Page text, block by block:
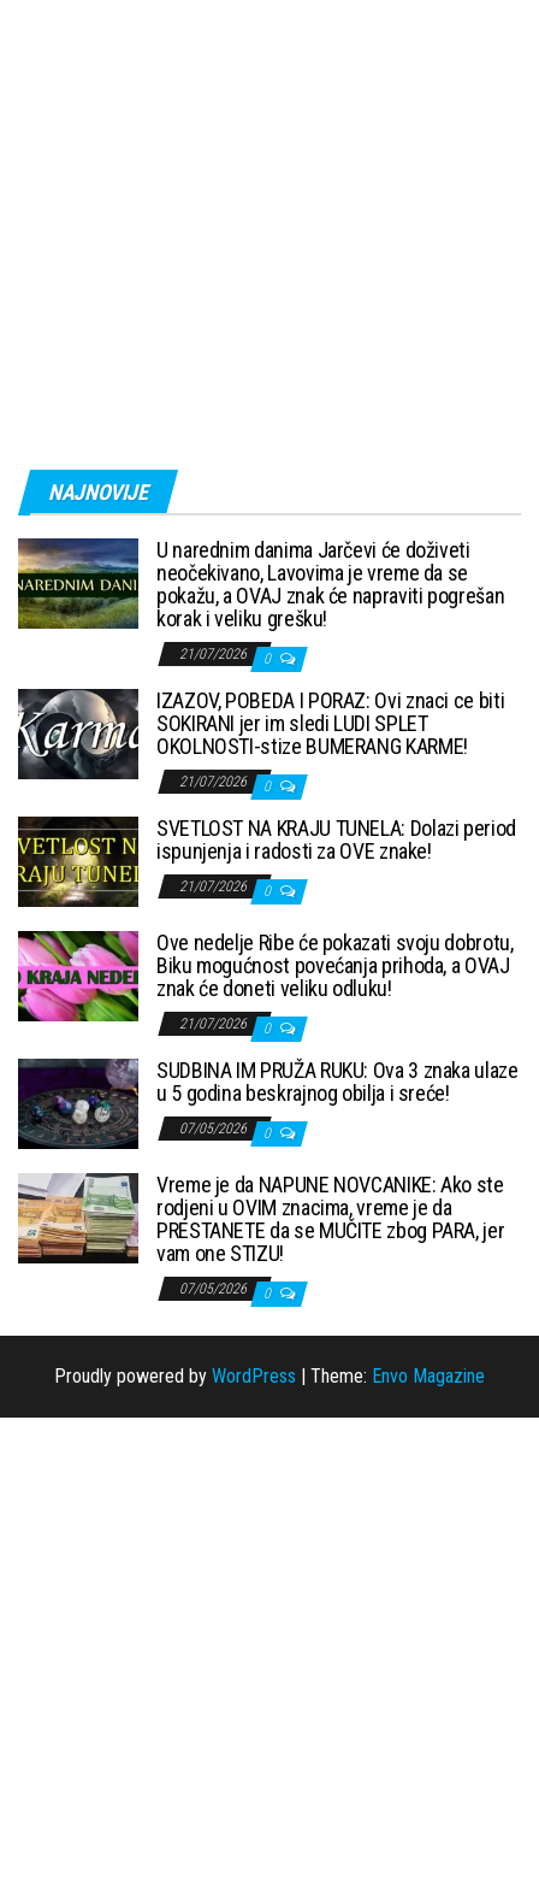
NAJNOVIJE
U narednim danima Jarčevi će doživeti
neočekivano, Lavovima je vreme da se
pokažu, a OVAJ znak će napraviti pogrešan
korak i veliku grešku!
21/07/2026 0
IZAZOV, POBEDA I PORAZ: Ovi znaci ce biti
SOKIRANI jer im sledi LUDI SPLET
OKOLNOSTI-stize BUMERANG KARME!
21/07/2026 0
SVETLOST NA KRAJU TUNELA: Dolazi period
ispunjenja i radosti za OVE znake!
21/07/2026 0
Ove nedelje Ribe će pokazati svoju dobrotu,
Biku mogućnost povećanja prihoda, a OVAJ
znak će doneti veliku odluku!
21/07/2026 0
SUDBINA IM PRUŽA RUKU: Ova 3 znaka ulaze
u 5 godina beskrajnog obilja i sreće!
07/05/2026 0
Vreme je da NAPUNE NOVCANIKE: Ako ste
rodjeni u OVIM znacima, vreme je da
PRESTANETE da se MUČITE zbog PARA, jer
vam one STIZU!
07/05/2026 0
Proudly powered by WordPress Theme: Envo Magazine